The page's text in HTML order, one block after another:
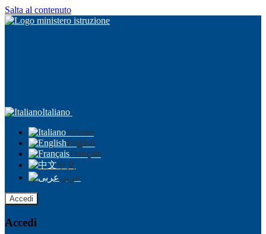
Salta al contenuto
Italiano
Italiano
English
Français
中文
عربى
Accedi
Accedi